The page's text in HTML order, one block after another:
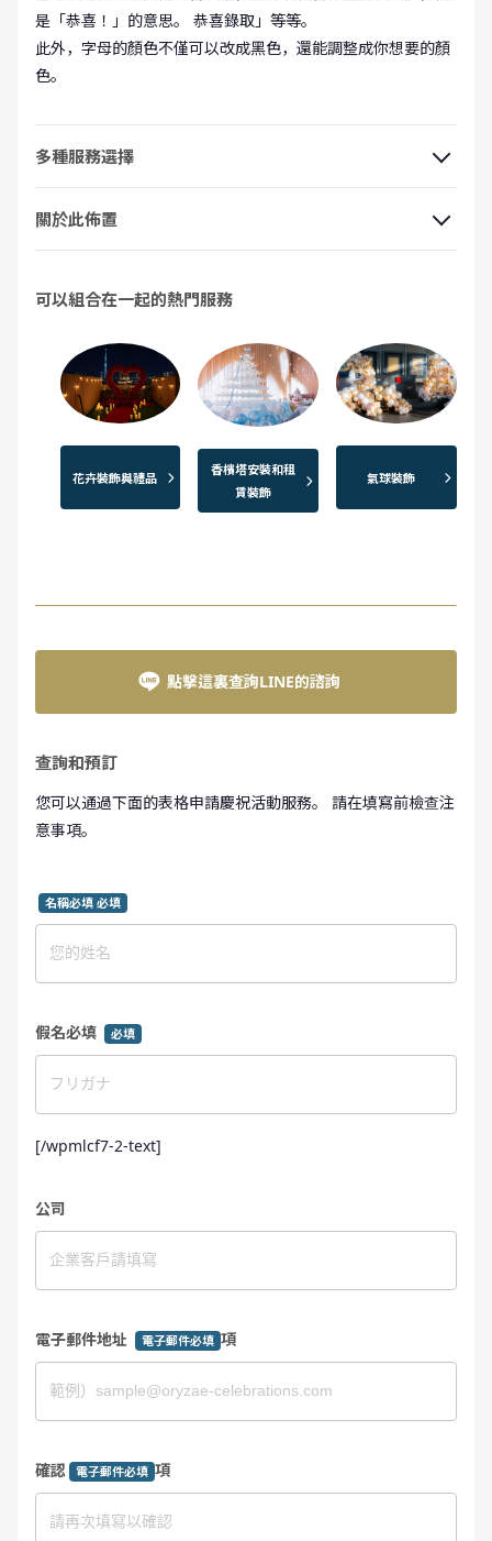
是「恭喜！」的意思。 恭喜錄取」等等。
此外，字母的顏色不僅可以改成黑色，還能調整成你想要的顏
色。
多種服務選擇
關於此佈置
可以組合在一起的熱門服務
花卉裝飾與禮品
香檳塔安裝和租
賃裝飾
氣球裝飾
點擊這裏查詢LINE的諮詢
查詢和預訂
您可以通過下面的表格申請慶祝活動服務。 請在填寫前檢查注
意事項。
名稱必填 必填
假名必填 必填
[/wpmlcf7-2-text]
公司
電子郵件地址 電子郵件必填 項
確認 電子郵件必填 項